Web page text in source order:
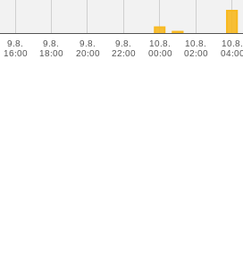
9.8.
16:00
9.8.
18:00
9.8.
20:00
9.8.
22:00
10.8.
00:00
10.8.
02:00
10.8.